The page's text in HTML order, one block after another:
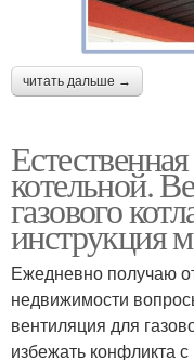
читать дальше →
котельной.
газового
инструкция
Ежедневно получаю
недвижимости
вентиляция для
избежать конфликта